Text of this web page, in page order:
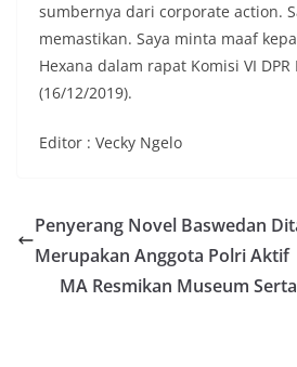
sumbernya dari corporate action.
memastikan. Saya minta maaf
Hexana dalam rapat Komisi VI DPR
(16/12/2019).
Editor : Vecky Ngelo
Penyerang Novel Baswedan
Merupakan Anggota Polri Aktif
MA Resmikan Museum